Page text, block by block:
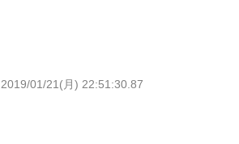
2019/01/21(月) 22:51:30.87